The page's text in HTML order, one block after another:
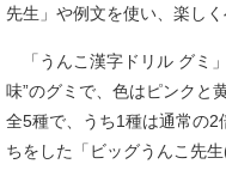
先生」や例文を使い、楽しく
「うんこ漢字ドリル グミ
味”のグミで、色はピンクと
全5種で、うち1種は通常の2
ちをした「ビッグうんこ先